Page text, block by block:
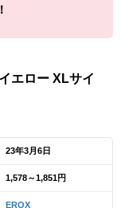
エロー XLサイ
23年3月6日
1,578～1,851円
EROX